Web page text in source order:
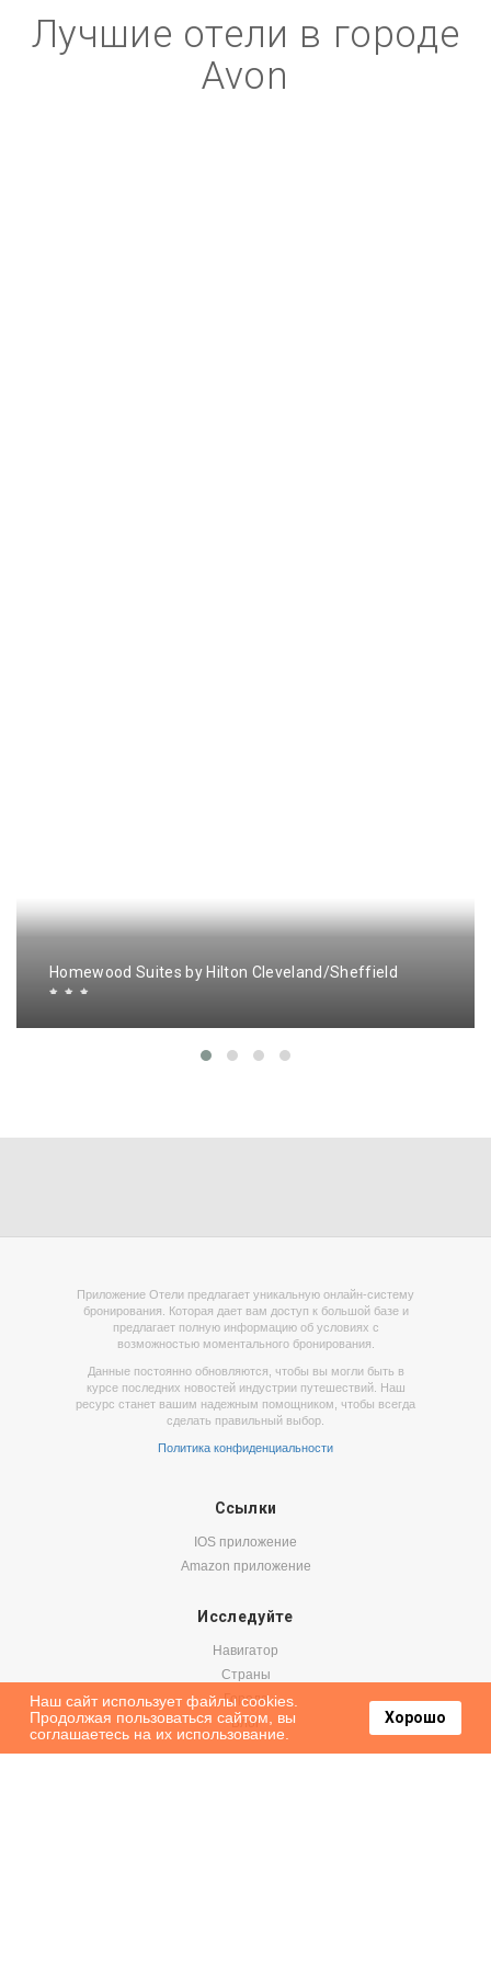
Лучшие отели в городе
Avon
Homewood Suites by Hilton Cleveland/Sheffield
Приложение Отели предлагает уникальную онлайн-систему
бронирования. Которая дает вам доступ к большой базе и
предлагает полную информацию об условиях с
возможностью моментального бронирования.
Данные постоянно обновляются, чтобы вы могли быть в
курсе последних новостей индустрии путешествий. Наш
ресурс станет вашим надежным помощником, чтобы всегда
сделать правильный выбор.
Политика конфиденциальности
Ссылки
IOS приложение
Amazon приложение
Исследуйте
Навигатор
Страны
Города
Блог
Наш сайт использует файлы cookies.
Продолжая пользоваться сайтом, вы
соглашаетесь на их использование.
Хорошо